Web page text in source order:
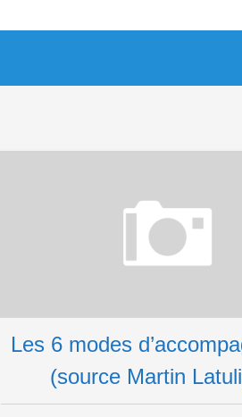
Les 6 modes
(source Martin